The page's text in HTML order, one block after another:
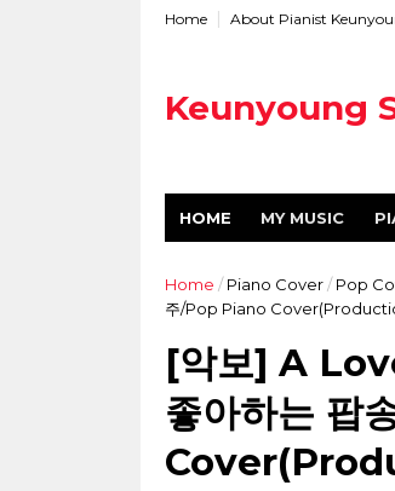
Home About Pianist
Keunyoung
HOME MY MUSIC
Home / Piano Cover / Pop
주/Pop Piano
[악보] A
좋아하는 팝